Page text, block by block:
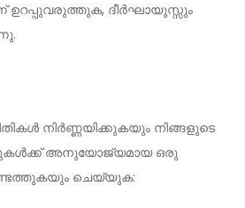
ഉറപ്പുവരുത്തുക, ദീർഘായുസ്സും
നിർണ്ണയിക്കുകയും നിങ്ങളുടെ
അനുയോജ്യമായ ഒരു
ചെയ്യുക: